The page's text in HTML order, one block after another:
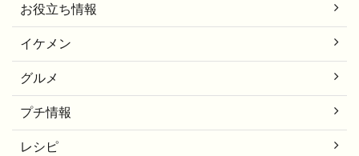
お役立ち情報
イケメン
グルメ
プチ情報
レシピ